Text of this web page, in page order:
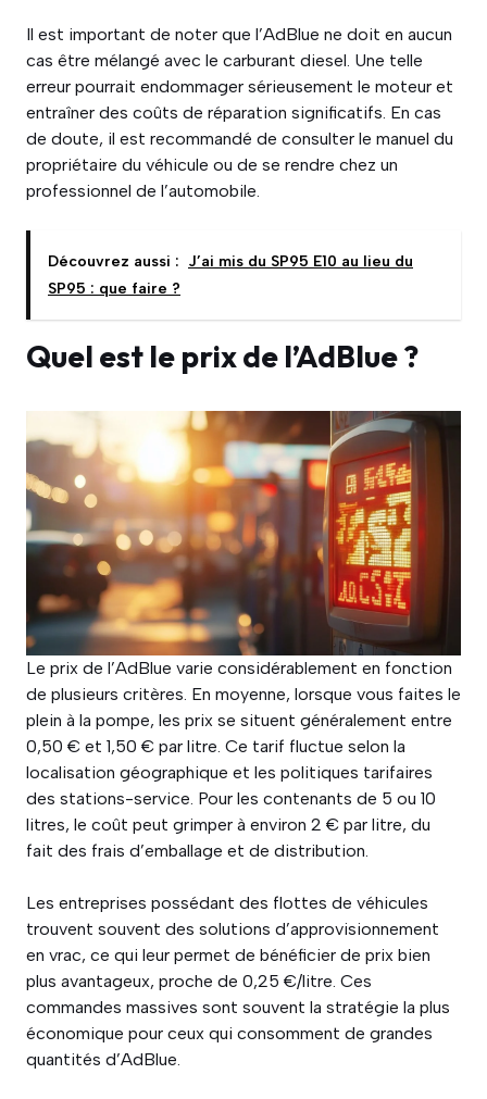
Il est important de noter que l’AdBlue ne doit en aucun
cas être mélangé avec le carburant diesel. Une telle
erreur pourrait endommager sérieusement le moteur et
entraîner des coûts de réparation significatifs. En cas
de doute, il est recommandé de consulter le manuel du
propriétaire du véhicule ou de se rendre chez un
professionnel de l’automobile.
Découvrez aussi : J’ai mis du SP95 E10 au lieu du
SP95 : que faire ?
Quel est le prix de l’AdBlue ?
Le prix de l’AdBlue varie considérablement en fonction
de plusieurs critères. En moyenne, lorsque vous faites le
plein à la pompe, les prix se situent généralement entre
0,50 € et 1,50 € par litre. Ce tarif fluctue selon la
localisation géographique et les politiques tarifaires
des stations-service. Pour les contenants de 5 ou 10
litres, le coût peut grimper à environ 2 € par litre, du
fait des frais d’emballage et de distribution.
Les entreprises possédant des flottes de véhicules
trouvent souvent des solutions d’approvisionnement
en vrac, ce qui leur permet de bénéficier de prix bien
plus avantageux, proche de 0,25 €/litre. Ces
commandes massives sont souvent la stratégie la plus
économique pour ceux qui consomment de grandes
quantités d’AdBlue.